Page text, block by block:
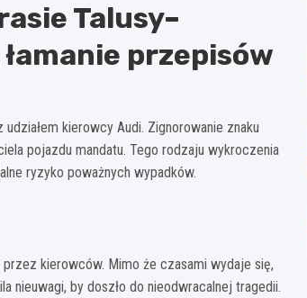
Talusy–
przepisów
kierowcy Audi. Zignorowanie znaku
pojazdu mandatu. Tego rodzaju wykroczenia
ryzyko poważnych wypadków.
kierowców. Mimo że czasami wydaje się,
nieuwagi, by doszło do nieodwracalnej tragedii.